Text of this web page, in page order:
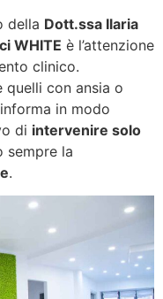
della Dott.ssa Ilaria
WHITE è l’attenzione
clinico.
quelli con ansia o
in modo
di intervenire solo
sempre la
.